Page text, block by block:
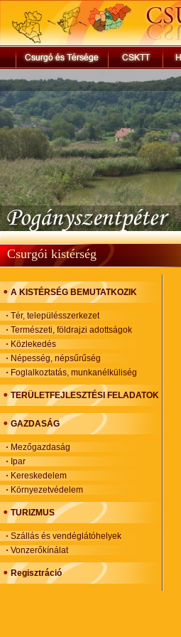
Csurgói kistérség
A KISTÉRSÉG BEMUTATKOZIK
Tér, településszerkezet
Természeti, földrajzi adottságok
Közlekedés
Népesség, népsűrűség
Foglalkoztatás, munkanélküliség
TERÜLETFEJLESZTÉSI FELADATOK
GAZDASÁG
Mezőgazdaság
Ipar
Kereskedelem
Környezetvédelem
TURIZMUS
Szállás és vendéglátóhelyek
Vonzerőkínálat
Regisztráció